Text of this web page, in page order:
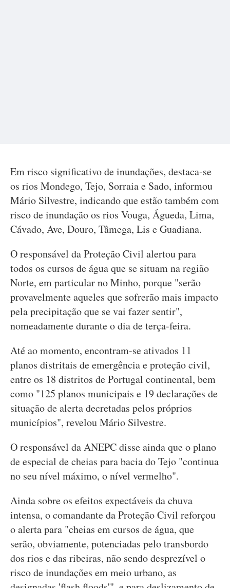
Em risco significativo de inundações, destaca-se
os rios Mondego, Tejo, Sorraia e Sado, informou
Mário Silvestre, indicando que estão também com
risco de inundação os rios Vouga, Águeda, Lima,
Cávado, Ave, Douro, Tâmega, Lis e Guadiana.
O responsável da Proteção Civil alertou para
todos os cursos de água que se situam na região
Norte, em particular no Minho, porque "serão
provavelmente aqueles que sofrerão mais impacto
pela precipitação que se vai fazer sentir",
nomeadamente durante o dia de terça-feira.
Até ao momento, encontram-se ativados 11
planos distritais de emergência e proteção civil,
entre os 18 distritos de Portugal continental, bem
como "125 planos municipais e 19 declarações de
situação de alerta decretadas pelos próprios
municípios", revelou Mário Silvestre.
O responsável da ANEPC disse ainda que o plano
de especial de cheias para bacia do Tejo "continua
no seu nível máximo, o nível vermelho".
Ainda sobre os efeitos expectáveis da chuva
intensa, o comandante da Proteção Civil reforçou
o alerta para "cheias em cursos de água, que
serão, obviamente, potenciadas pelo transbordo
dos rios e das ribeiras, não sendo desprezível o
risco de inundações em meio urbano, as